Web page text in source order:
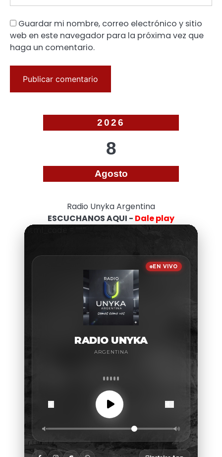
Guardar mi nombre, correo electrónico y sitio
web en este navegador para la próxima vez que
haga un comentario.
2026
8
Agosto
Radio Unyka Argentina
ESCUCHANOS AQUI - Dale play